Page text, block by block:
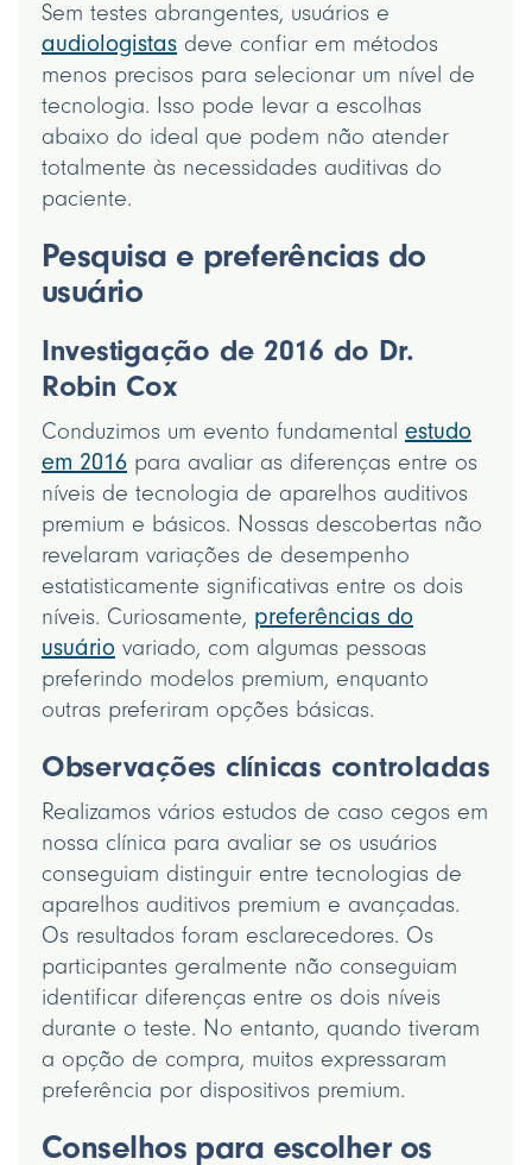
Sem testes abrangentes, usuários e
audiologistas deve confiar em métodos
menos precisos para selecionar um nível de
tecnologia. Isso pode levar a escolhas
abaixo do ideal que podem não atender
totalmente às necessidades auditivas do
paciente.
Pesquisa e preferências do
usuário
Investigação de 2016 do Dr.
Robin Cox
Conduzimos um evento fundamental estudo
em 2016 para avaliar as diferenças entre os
níveis de tecnologia de aparelhos auditivos
premium e básicos. Nossas descobertas não
revelaram variações de desempenho
estatisticamente significativas entre os dois
níveis. Curiosamente, preferências do
usuário variado, com algumas pessoas
preferindo modelos premium, enquanto
outras preferiram opções básicas.
Observações clínicas controladas
Realizamos vários estudos de caso cegos em
nossa clínica para avaliar se os usuários
conseguiam distinguir entre tecnologias de
aparelhos auditivos premium e avançadas.
Os resultados foram esclarecedores. Os
participantes geralmente não conseguiam
identificar diferenças entre os dois níveis
durante o teste. No entanto, quando tiveram
a opção de compra, muitos expressaram
preferência por dispositivos premium.
Conselhos para escolher os